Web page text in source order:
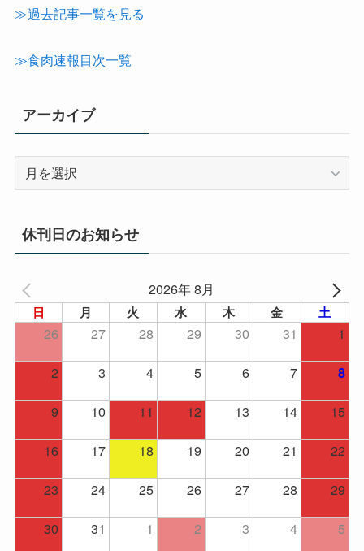
テ
≫過去記事一覧を見る
≫食肉速報目次一覧
アーカイブ
イ
ブ
休刊日のお知らせ
2026年 8月
日 月 火 水 木 金 土
26 27 28 29 30 31
1
2
3 4 5 6 7 8
9 10 11 12 13 14
15
16
17 18 19 20 21
22
23
24 25 26 27 28
29
30
31 1 2 3 4 5